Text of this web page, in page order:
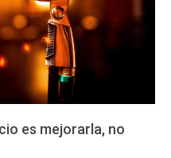
es mejorarla, no